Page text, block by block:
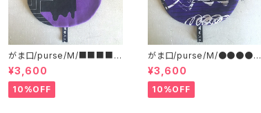
がま口/purse/M/■■■■■
■■■ AB
¥3,600
10%OFF
がま口/purse/M/●●●●●
●●●●
¥3,600
10%OFF